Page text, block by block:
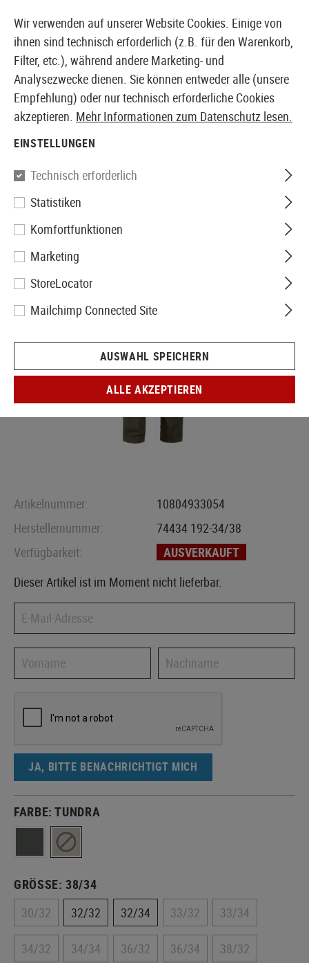
EUROPÄISCHER AIRSOFT SHOP & GROßHÄNDLER
5.11 Tactical
Apex Pant
Artikelnummer:
10804933054
Herstellernummer:
74434 192-34/38
Verfügbarkeit:
AUSVERKAUFT
Dieser Artikel ist im Moment nicht lieferbar.
JA, BITTE BENACHRICHTIGT MICH
FARBE:TUNDRA
GRÖSSE: 38/34
30/32
32/32 32/34 33/32 33/34
34/32 34/34 36/32 36/34 38/32
Wir verwenden auf unserer Website Cookies. Einige von
ihnen sind technisch erforderlich (z.B. für den Warenkorb,
Filter, etc.), während andere Marketing- und
Analysezwecke dienen. Sie können entweder alle (unsere
Empfehlung) oder nur technisch erforderliche Cookies
akzeptieren. Mehr Informationen zum Datenschutz lesen.
EINSTELLUNGEN
Technisch erforderlich
Statistiken
Komfortfunktionen
Marketing
StoreLocator
Mailchimp Connected Site
AUSWAHL SPEICHERN
ALLE AKZEPTIEREN